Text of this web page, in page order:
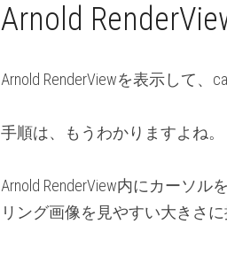
Arnold
Arnold RenderViewを表示して
手順は、もうわかりますよね。
Arnold RenderView内にカーソ
リング画像を見やすい大きさ